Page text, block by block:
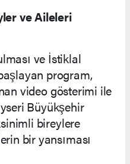
ve Aileleri
ve İstiklal
program,
video gösterimi ile
Büyükşehir
bireylere
bir yansıması